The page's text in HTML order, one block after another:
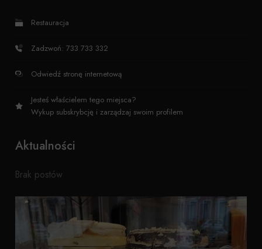
Restauracja
Zadzwoń: 733 733 332
Odwiedź stronę internetową
Jesteś właścielem tego miejsca?
Wykup subskrybcję i zarządzaj swoim profilem
Aktualności
Brak postów